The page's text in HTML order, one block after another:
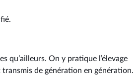
qu’ailleurs. On y pratique l’élevage
de génération en génération.